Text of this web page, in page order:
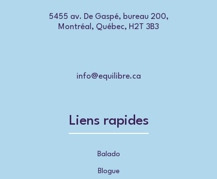
5455 av. De Gaspé, bureau 200,
Montréal, Québec, H2T 3B3
info@equilibre.ca
Liens rapides
Balado
Blogue